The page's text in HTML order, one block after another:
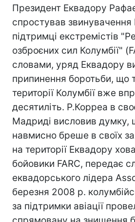
Президент Еквадору
спростував звинувачення
підтримці екстремістів
озброєних сил Колумбії"
словами, уряд Еквадору
припинення боротьби, що
території Колумбії вже
десятиліть. Р.Корреа в
Мадриді висловив думку,
навмисно бреше в своїх
на території Еквадору
бойовики FARC, передає
еквадорського лідера
березня 2008 р.
за підтримки авіації